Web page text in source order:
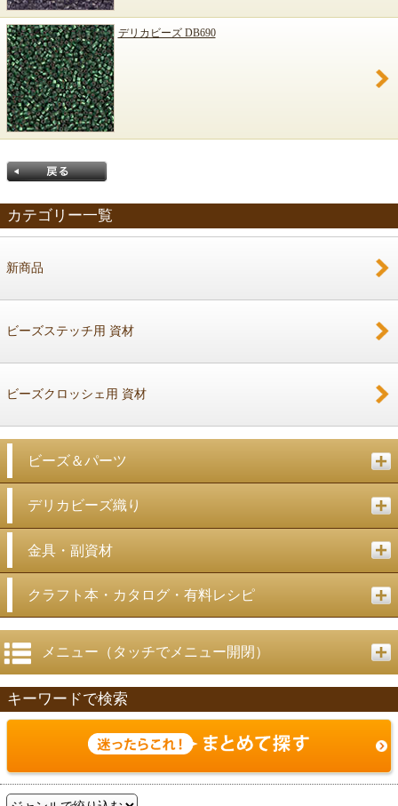
デリカビーズ DB690
カテゴリー一覧
新商品
ビーズステッチ用 資材
ビーズクロッシェ用 資材
ビーズ＆パーツ
デリカビーズ織り
金具・副資材
クラフト本・カタログ・有料レシピ
メニュー（タッチでメニュー開閉）
キーワードで検索